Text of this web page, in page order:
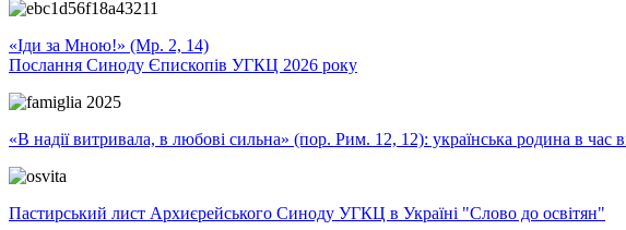
«Іди за Мною!» (Мр. 2, 14)
Послання Синоду Єпископів УГКЦ 2026 року
«В надії витривала, в любові сильна» (пор. Рим. 12, 12): українська родина в
Пастирський лист Архиєрейського Синоду УГКЦ в Україні "Слово до освітян"